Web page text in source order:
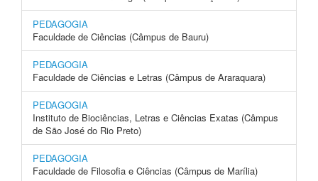
PEDAGOGIA
Faculdade de Ciências (Câmpus de Bauru)
PEDAGOGIA
Faculdade de Ciências e Letras (Câmpus de Araraquara)
PEDAGOGIA
Instituto de Biociências, Letras e Ciências Exatas (Câmpus
de São José do Rio Preto)
PEDAGOGIA
Faculdade de Filosofia e Ciências (Câmpus de Marília)